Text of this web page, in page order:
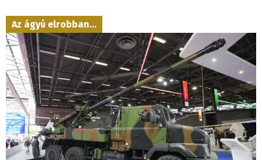
Az ágyú elrobban...